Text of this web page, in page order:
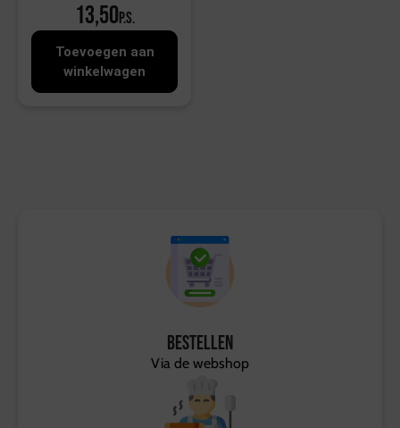
13,50p.s.
Toevoegen aan
winkelwagen
Bestellen
Via de webshop